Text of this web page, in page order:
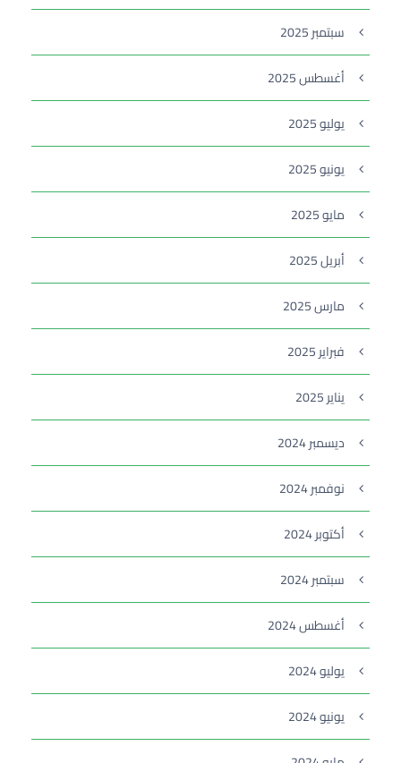
سبتمبر 2025
أغسطس 2025
يوليو 2025
يونيو 2025
مايو 2025
أبريل 2025
مارس 2025
فبراير 2025
يناير 2025
ديسمبر 2024
نوفمبر 2024
أكتوبر 2024
سبتمبر 2024
أغسطس 2024
يوليو 2024
يونيو 2024